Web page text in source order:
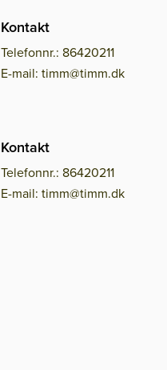
Kontakt
Telefonnr.: 86420211
E-mail: timm@timm.dk
Kontakt
Telefonnr.: 86420211
E-mail: timm@timm.dk